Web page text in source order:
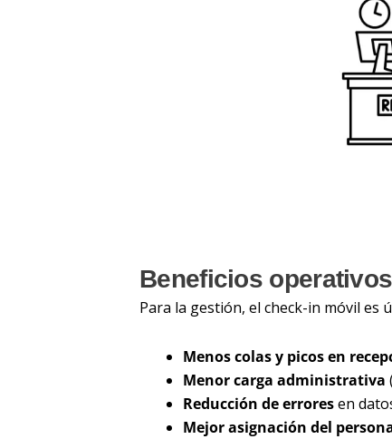
Beneficios
Para la gestión, el check-in móvil
Menos colas y picos en
Menor carga administrativa
Reducción de erroresen
Mejor asignación del